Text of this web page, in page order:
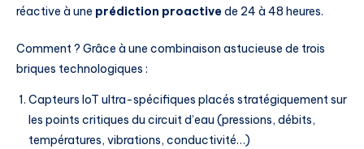
réactive à une prédiction proactivede 24 à 48 heures.
Comment ? Grâce à une combinaison astucieuse de trois
briques technologiques :
Capteurs IoT ultra-spécifiques placés stratégiquement sur
les points critiques du circuit d’eau (pressions, débits,
températures, vibrations, conductivité…)